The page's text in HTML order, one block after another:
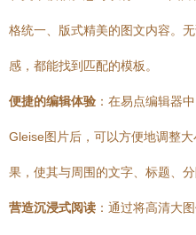
格统一、版式精美的图文内容。
感，都能找到匹配的模板。
便捷的编辑体验 ：在易点编辑器
Gleise图片后，可以方便地调整
果，使其与周围的文字、标题、分
营造沉浸式阅读 ：通过将高清大